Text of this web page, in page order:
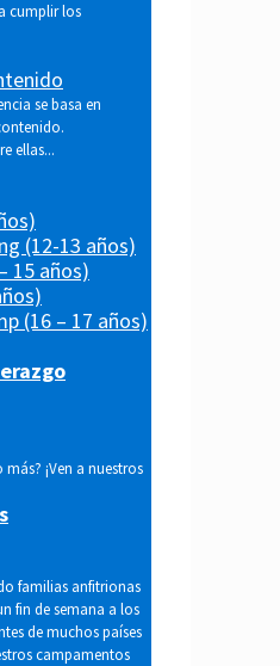
cumplir los
se basa en
ellas...
(12-13 años)
15 años)
(16 – 17 años)
más? ¡Ven a nuestros
familias anfitrionas
fin de semana a los
de muchos países
campamentos